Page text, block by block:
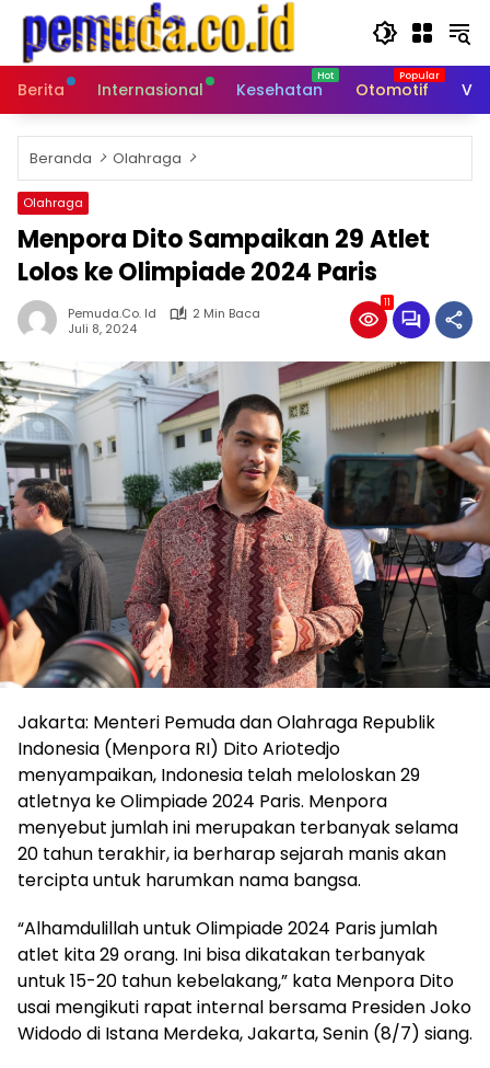
Langsung
konten
Berita
Internasional Kesehatan Otomotif
Beranda Olahraga
Olahraga
Menpora Dito Sampaikan 29 Atlet
Lolos ke Olimpiade 2024 Paris
Pemuda.co. Id
2 Min Baca
Juli 8, 2024
11
Jakarta: Menteri Pemuda dan Olahraga Republik
Indonesia (Menpora RI) Dito Ariotedjo
menyampaikan, Indonesia telah meloloskan 29
atletnya ke Olimpiade 2024 Paris. Menpora
menyebut jumlah ini merupakan terbanyak selama
20 tahun terakhir, ia berharap sejarah manis akan
tercipta untuk harumkan nama bangsa.
“Alhamdulillah untuk Olimpiade 2024 Paris jumlah
atlet kita 29 orang. Ini bisa dikatakan terbanyak
untuk 15-20 tahun kebelakang,” kata Menpora Dito
usai mengikuti rapat internal bersama Presiden Joko
Widodo di Istana Merdeka, Jakarta, Senin (8/7) siang.